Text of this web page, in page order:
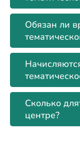
Обязан ли
Сколько
центре?